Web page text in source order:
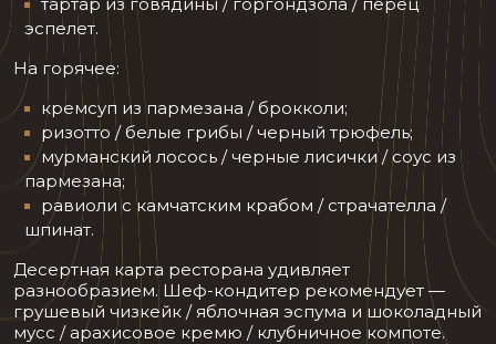
эспелет.
На горячее:
кремсуп из пармезана / брокколи;
ризотто / белые грибы / черный трюфель;
мурманский лосось / черные лисички / соус из
пармезана;
равиоли с камчатским крабом / страчателла /
шпинат.
Десертная карта ресторана удивляет
разнообразием. Шеф-кондитер рекомендует —
грушевый чизкейк / яблочная эспума и шоколадный
мусс / арахисовое кремю / клубничное компоте.